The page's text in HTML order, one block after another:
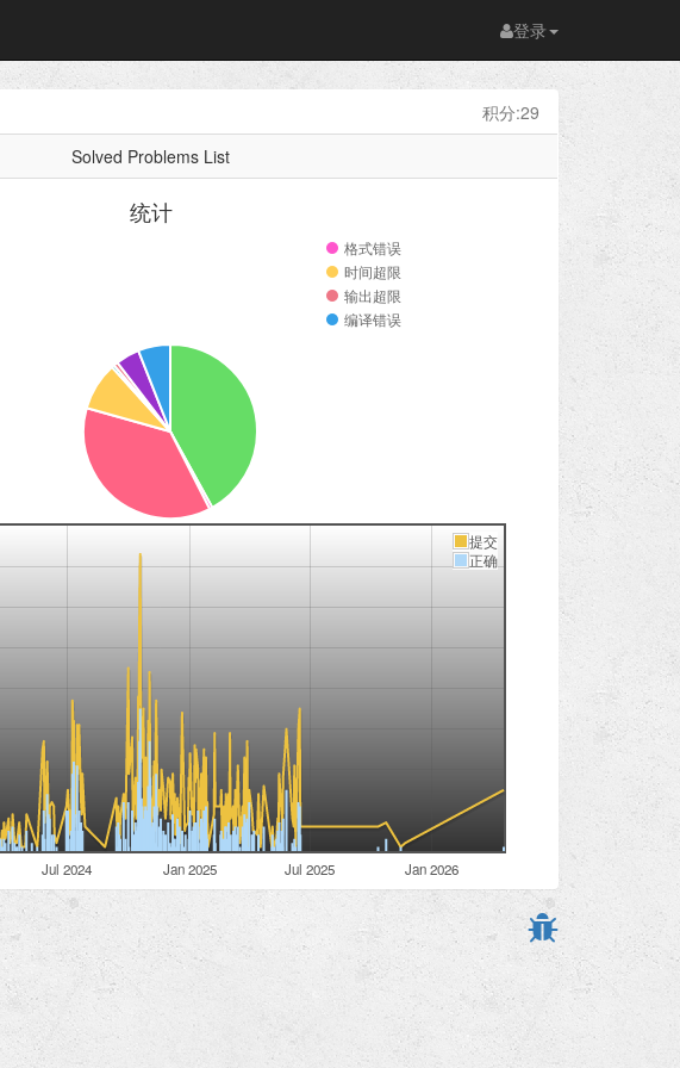
登录
积分:29
Solved Problems List
统计
格式错误
时间超限
输出超限
编译错误
Jul 2024 Jan 2025 Jul 2025 Jan 2026
提交
正确